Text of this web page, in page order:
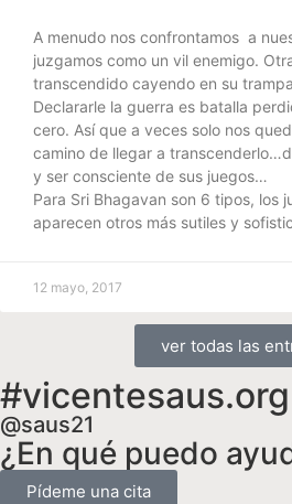
A menudo nos confrontamos a
juzgamos como un vil enemigo.
transcendido cayendo en su
Declararle la guerra es batalla
cero. Así que a veces solo nos
camino de llegar a
y ser consciente de sus juegos…
Para Sri Bhagavan son 6 tipos, los
aparecen otros más sutiles y
12 mayo, 2017
ver todas las
#vicentesaus.org
@saus21
¿En qué puedo
Pídeme una cita